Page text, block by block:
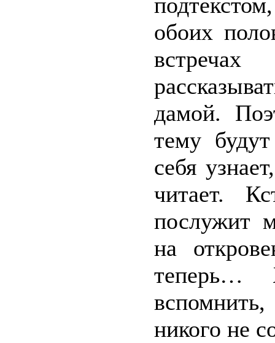
обоих
дамой.
тему
себя
читает.
послужит
на
теперь…
никого не